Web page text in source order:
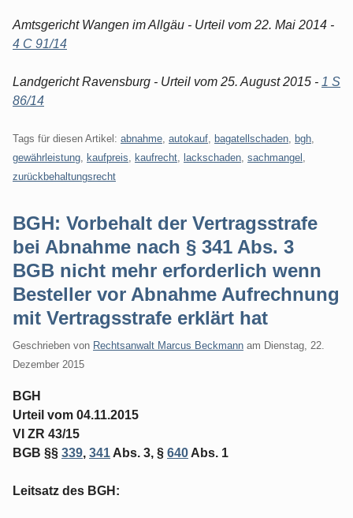
Amtsgericht Wangen im Allgäu - Urteil vom 22. Mai 2014 -
4 C 91/14
Landgericht Ravensburg - Urteil vom 25. August 2015 - 1 S
86/14
Tags für diesen Artikel: abnahme autokauf bagatellschaden bgh
gewährleistung
kaufpreis kaufrecht lackschaden sachmangel
zurückbehaltungsrecht
BGH: Vorbehalt der Vertragsstrafe
bei Abnahme nach § 341 Abs. 3
BGB nicht mehr erforderlich wenn
Besteller vor Abnahme Aufrechnung
mit Vertragsstrafe erklärt hat
Geschrieben von Rechtsanwalt Marcus Beckmann am Dienstag, 22.
Dezember 2015
BGH
Urteil vom 04.11.2015
VI ZR 43/15
BGB §§ 339, 341 Abs. 3, § 640 Abs. 1
Leitsatz des BGH: